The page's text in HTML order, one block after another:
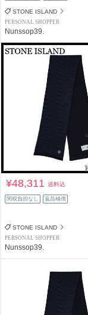
STONE ISLAND
PERSONAL SHOPPER
Nunssop39.
¥48,311送料込
関税負担なし 返品補償
STONE ISLAND
PERSONAL SHOPPER
Nunssop39.